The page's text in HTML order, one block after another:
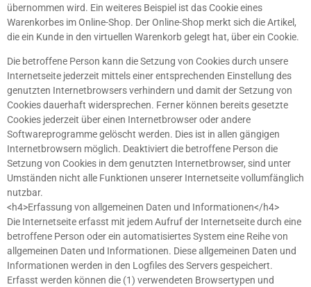
übernommen wird. Ein weiteres Beispiel ist das Cookie eines
Warenkorbes im Online-Shop. Der Online-Shop merkt sich die Artikel,
die ein Kunde in den virtuellen Warenkorb gelegt hat, über ein Cookie.
Die betroffene Person kann die Setzung von Cookies durch unsere
Internetseite jederzeit mittels einer entsprechenden Einstellung des
genutzten Internetbrowsers verhindern und damit der Setzung von
Cookies dauerhaft widersprechen. Ferner können bereits gesetzte
Cookies jederzeit über einen Internetbrowser oder andere
Softwareprogramme gelöscht werden. Dies ist in allen gängigen
Internetbrowsern möglich. Deaktiviert die betroffene Person die
Setzung von Cookies in dem genutzten Internetbrowser, sind unter
Umständen nicht alle Funktionen unserer Internetseite vollumfänglich
nutzbar.
<h4>Erfassung von allgemeinen Daten und Informationen</h4>
Die Internetseite erfasst mit jedem Aufruf der Internetseite durch eine
betroffene Person oder ein automatisiertes System eine Reihe von
allgemeinen Daten und Informationen. Diese allgemeinen Daten und
Informationen werden in den Logfiles des Servers gespeichert.
Erfasst werden können die (1) verwendeten Browsertypen und